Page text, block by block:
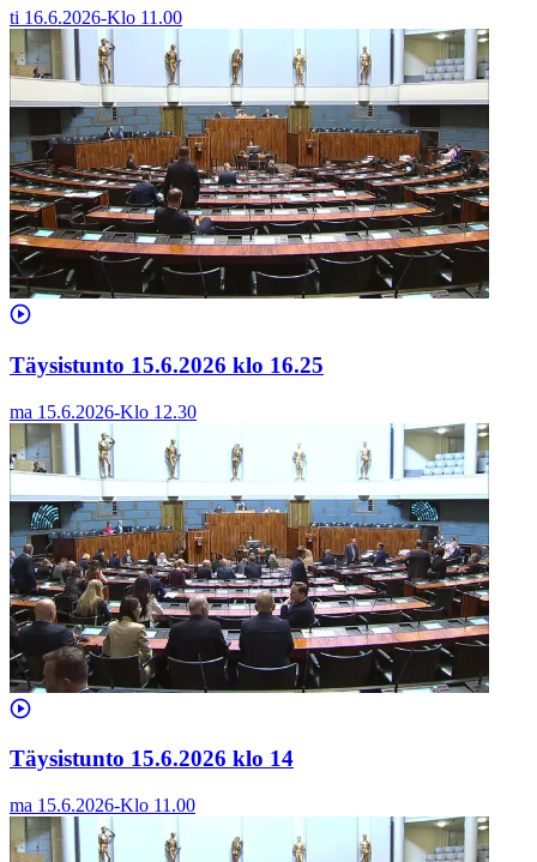
ti 16.6.2026-Klo 11.00
Täysistunto 15.6.2026 klo 16.25
ma 15.6.2026-Klo 12.30
Täysistunto 15.6.2026 klo 14
ma 15.6.2026-Klo 11.00